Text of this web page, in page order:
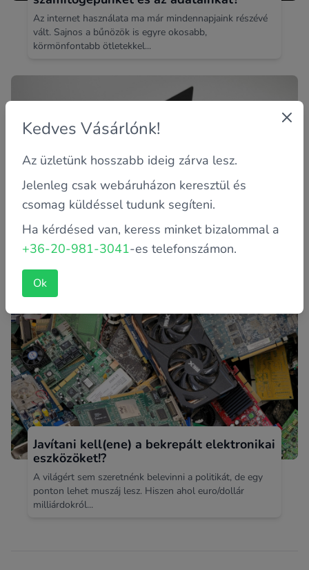
Az internet használata ma már mindennapjaink részévé
vált. Sajnos a bűnözök is egyre okosabb,
körmönfontabb ötletekkel...
Miért nincsen kép a laptopod kijelzőjén?
Természetesen bekapcsolt állapotra értjük, még mielőtt
valaki lecsapná a magas labdát. :) Ebben a bejegyzésben
ennek fő...
Javítani kell(ene) a bekrepált elektronikai
eszközöket!?
A világért sem szeretnénk belevinni a politikát, de egy
ponton lehet muszáj lesz. Hiszen ahol euro/dollár
milliárdokról...
Kedves Vásárlónk!
Az üzletünk hosszabb ideig zárva lesz.
Jelenleg csak webáruházon keresztül és
csomag küldéssel tudunk segíteni.
Ha kérdésed van, keress minket bizalommal a
+36-20-981-3041-es telefonszámon.
Ok